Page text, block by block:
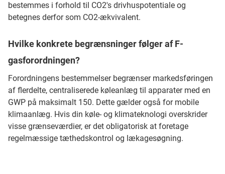
bestemmes i forhold til CO2's drivhuspotentiale og
betegnes derfor som CO2-ækvivalent.
Hvilke konkrete begrænsninger følger af F-
gasforordningen?
Forordningens bestemmelser begrænser markedsføringen
af flerdelte, centraliserede køleanlæg til apparater med en
GWP på maksimalt 150. Dette gælder også for mobile
klimaanlæg. Hvis din køle- og klimateknologi overskrider
visse grænseværdier, er det obligatorisk at foretage
regelmæssige tæthedskontrol og lækagesøgning.